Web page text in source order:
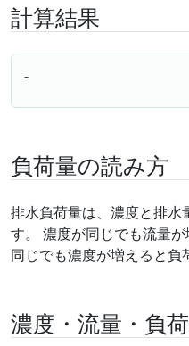
計算結果
-
負荷量の読み方
排水負荷量は、濃度と排
す。 濃度が同じでも流量
同じでも濃度が増えると負
濃度・流量・負